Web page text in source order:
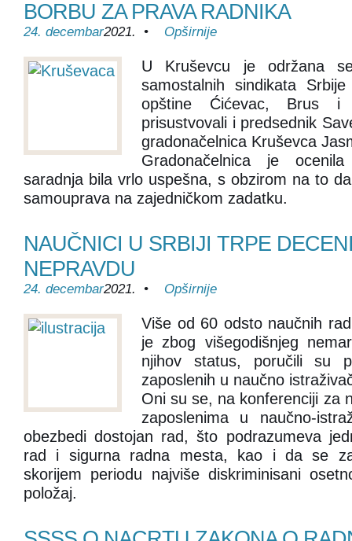
BORBU ZA PRAVA RADNIKA
24. decembar2021. • Opširnije
U Kruševcu je održana
samostalnih sindikata
opštine Ćićevac, Brus i
prisustvovali i predsednik
gradonačelnica Kruševca
Gradonačelnica je
saradnja bila vrlo uspešna, s obzirom na to
samouprava na zajedničkom zadatku.
NAUČNICI U SRBIJI TRPE
NEPRAVDU
24. decembar2021. • Opširnije
Više od 60 odsto naučnih
je zbog višegodišnjeg
njihov status, poručili su
zaposlenih u naučno
Oni su se, na konferenciji za
zaposlenima u naučno-
obezbedi dostojan rad, što podrazumeva
rad i sigurna radna mesta, kao i da se
skorijem periodu najviše diskriminisani
položaj.